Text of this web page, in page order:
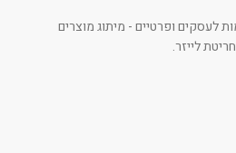
לעסקים ופרטיים - מיתוג מוצרים
לייזר.